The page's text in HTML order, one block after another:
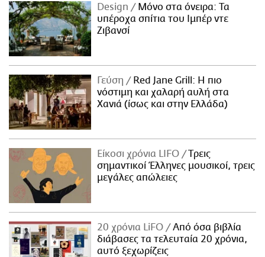
Design
Μόνο στα όνειρα: Τα
υπέροχα σπίτια του Ιμπέρ ντε
Ζιβανσί
Γεύση
Red Jane Grill: Η πιο
νόστιμη και χαλαρή αυλή στα
Χανιά (ίσως και στην Ελλάδα)
Είκοσι χρόνια LIFO
Tρεις
σημαντικοί Έλληνες μουσικοί, τρεις
μεγάλες απώλειες
20 χρόνια LiFO
Από όσα βιβλία
διάβασες τα τελευταία 20 χρόνια,
αυτό ξεχωρίζεις